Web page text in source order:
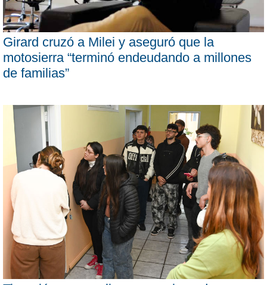
Girard cruzó a Milei y aseguró que la
motosierra “terminó endeudando a millones
de familias”